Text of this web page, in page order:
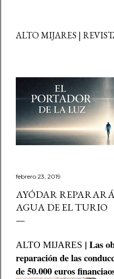
ALTO MIJARES |
febrero 23, 2019
AYÓDAR
AGUA DE EL TURIO
ALTO MIJARES | Las
reparación de las
de 50.000 euros